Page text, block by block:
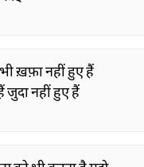
ख़फ़ा नहीं हुए हैं
नहीं हुए हैं